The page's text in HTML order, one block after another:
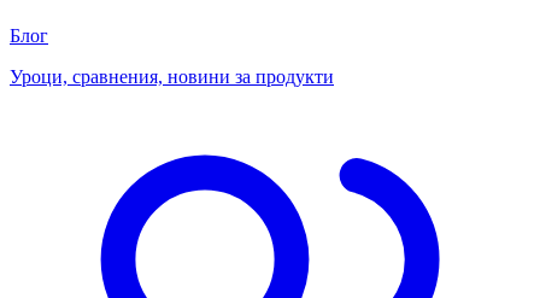
Блог
Уроци, сравнения, новини за продукти